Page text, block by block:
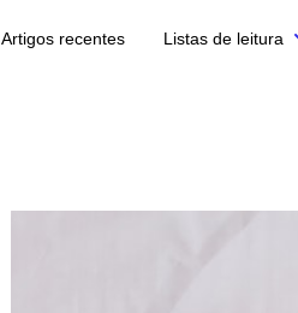
Artigos recentes Listas de leitura